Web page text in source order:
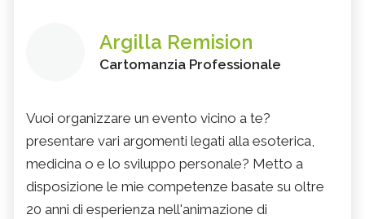
Argilla Remision
Cartomanzia Professionale
Vuoi organizzare un evento vicino a te?
presentare vari argomenti legati alla esoterica,
medicina o e lo sviluppo personale? Metto a
disposizione le mie competenze basate su oltre
20 anni di esperienza nell'animazione di